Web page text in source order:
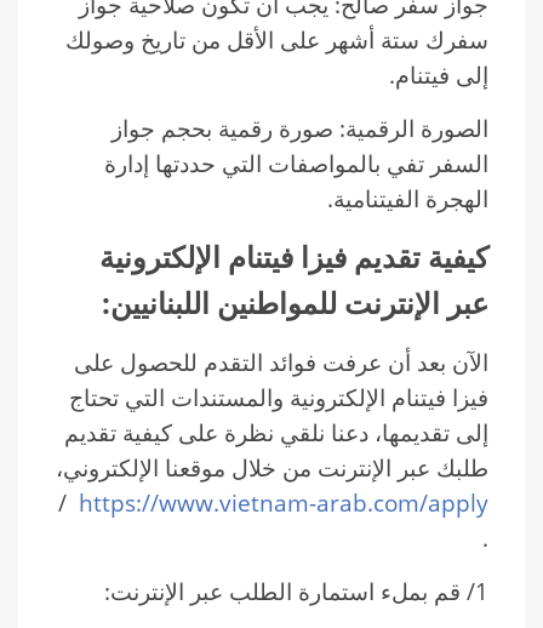
سفرك ستة أشهر على الأقل من تاريخ وصولك
إلى فيتنام.
الصورة الرقمية: صورة رقمية بحجم جواز
السفر تفي بالمواصفات التي حددتها إدارة
الهجرة الفيتنامية.
كيفية تقديم فيزا فيتنام الإلكترونية
عبر الإنترنت للمواطنين اللبنانيين:
الآن بعد أن عرفت فوائد التقدم للحصول على
فيزا فيتنام الإلكترونية والمستندات التي تحتاج
إلى تقديمها، دعنا نلقي نظرة على كيفية تقديم
طلبك عبر الإنترنت من خلال موقعنا الإلكتروني،
https://www.vietnam-arab.com/apply
/
.
1/ قم بملء استمارة الطلب عبر الإنترنت: